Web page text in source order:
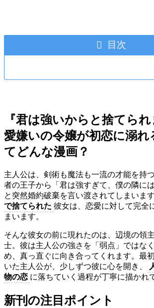
目次
『君は強いからと捨てら
愛嫌いの令嬢が初恋に溺れ
てどんな漫画？
主人公は、剣術も魔法も一流の才能を持
者の王子から「君は強すぎて、僕の隣に
と突然婚約破棄を言い渡されてしまいます
で捨てられた 彼女は、恋愛に対して完全
まいます。
そんな彼女の前に現れたのは、辺境の領
士。彼は主人公の強さを「弱点」ではな
め、真っ直ぐに向き合ってくれます。最
いた主人公が、少しずつ彼に心を開き、
物の恋 に落ちていく過程が丁寧に描かれ
新刊の注目ポイント